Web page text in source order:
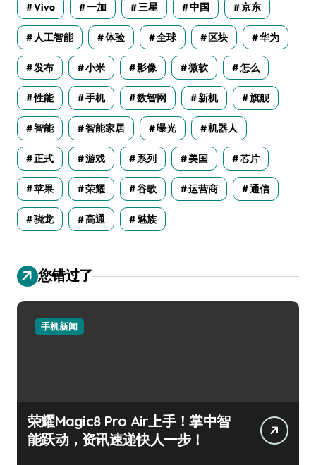
Vivo 一加 三星 中国 京东
人工智能 体验 全球 区块 华为
发布 小米 影像 微软 怎么
性能 手机 数智网 新机 旗舰
智能 智能家居 曝光 机器人
正式 游戏 系列 美国 芯片
苹果 荣耀 谷歌 运营商 通信
骁龙 高通 魅族
您错过了
手机新闻
荣耀Magic8 Pro Air上手！掌中智
能跃动，资讯速递快人一步！